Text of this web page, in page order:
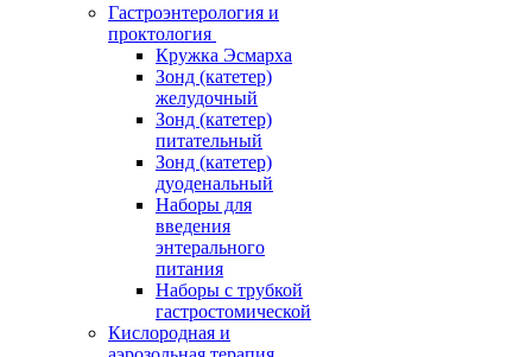
Гастроэнтерология и
проктология
Кружка Эсмарха
Зонд (катетер)
желудочный
Зонд (катетер)
питательный
Зонд (катетер)
дуоденальный
Наборы для
введения
энтерального
питания
Наборы с трубкой
гастростомической
Кислородная и